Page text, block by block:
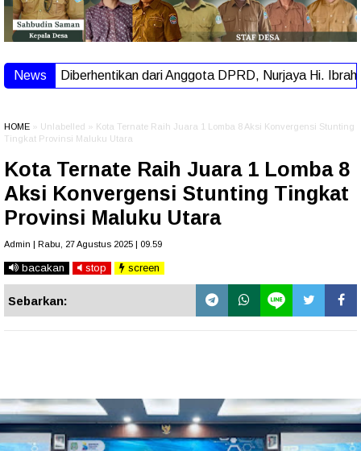
News Diberhentikan dari Anggota DPRD, Nurjaya Hi.
HOME » Unlabelled » Kota Ternate Raih Juara 1 Lomba 8 Aksi Konvergensi Stunting
Tingkat Provinsi Maluku Utara
Kota Ternate Raih Juara 1 Lomba 8
Aksi Konvergensi Stunting Tingkat
Provinsi Maluku Utara
Admin | Rabu, 27 Agustus 2025 | 09.59
bacakan stop screen
Sebarkan: